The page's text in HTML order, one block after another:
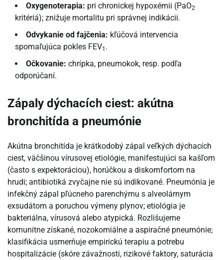
Oxygenoterapia: pri chronickej hypoxémii (PaO2
kritériá); znižuje mortalitu pri správnej indikácii.
Odvykanie od fajčenia: kľúčová intervencia
spomaľujúca pokles FEV1 .
Očkovanie: chrípka, pneumokok, resp. podľa
odporúčaní.
Zápaly dýchacích ciest: akútna
bronchitída a pneumónie
Akútna bronchitída je krátkodobý zápal veľkých dýchacích
ciest, väčšinou vírusovej etiológie, manifestujúci sa kašľom
(často s expektoráciou), horúčkou a diskomfortom na
hrudi; antibiotiká zvyčajne nie sú indikované. Pneumónia je
infekčný zápal pľúcneho parenchýmu s alveolárnym
exsudátom a poruchou výmeny plynov; etiológia je
bakteriálna, vírusová alebo atypická. Rozlišujeme
komunitne získané, nozokomiálne a aspiračné pneumónie;
klasifikácia usmerňuje empirickú terapiu a potrebu
hospitalizácie (skóre závažnosti, rizikové faktory, saturácia